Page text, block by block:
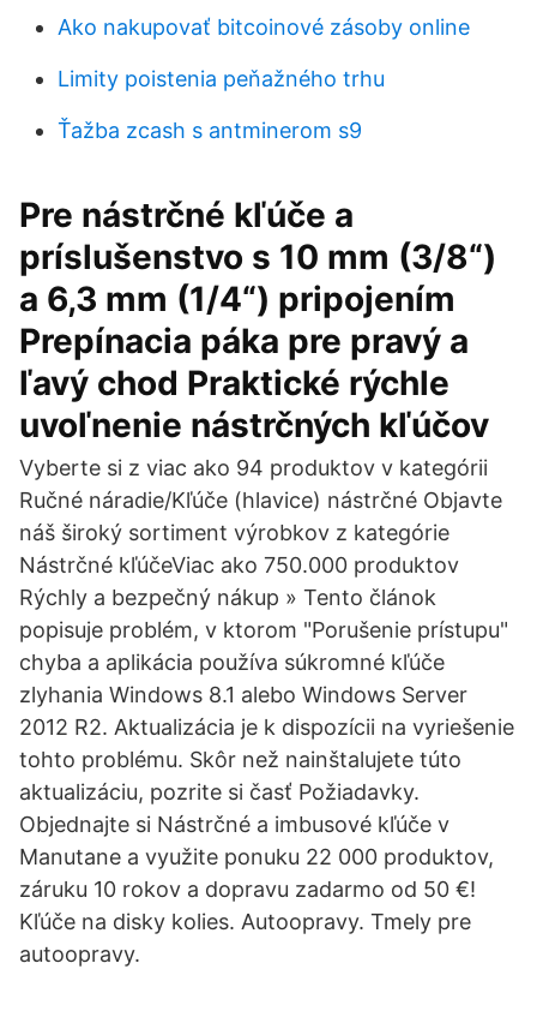
Ako nakupovať bitcoinové zásoby online
Limity poistenia peňažného trhu
Ťažba zcash s antminerom s9
Pre nástrčné kľúče a
príslušenstvo s 10 mm (3/8“)
a 6,3 mm (1/4“) pripojením
Prepínacia páka pre pravý a
ľavý chod Praktické rýchle
uvoľnenie nástrčných kľúčov
Vyberte si z viac ako 94 produktov v kategórii
Ručné náradie/Kľúče (hlavice) nástrčné Objavte
náš široký sortiment výrobkov z kategórie
Nástrčné kľúčeViac ako 750.000 produktov
Rýchly a bezpečný nákup » Tento článok
popisuje problém, v ktorom "Porušenie prístupu"
chyba a aplikácia používa súkromné kľúče
zlyhania Windows 8.1 alebo Windows Server
2012 R2. Aktualizácia je k dispozícii na vyriešenie
tohto problému. Skôr než nainštalujete túto
aktualizáciu, pozrite si časť Požiadavky.
Objednajte si Nástrčné a imbusové kľúče v
Manutane a využite ponuku 22 000 produktov,
záruku 10 rokov a dopravu zadarmo od 50 €!
Kľúče na disky kolies. Autoopravy. Tmely pre
autoopravy.